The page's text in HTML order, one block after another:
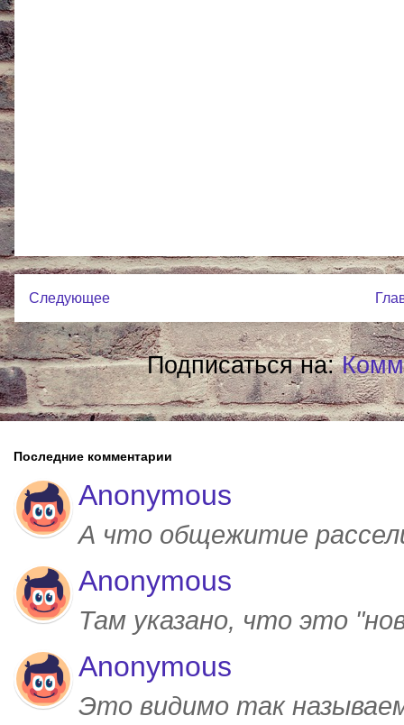
Следующее
Подписаться на:
Последние комментарии
Anonymous
А что общежитие
Anonymous
Там указано, что это
Anonymous
Это видимо так